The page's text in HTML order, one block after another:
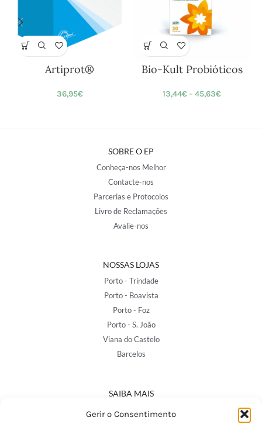
Gerir o Consentimento
Artiprot®
36,95€
Bio-Kult Probióticos
13,44€ – 45,63€
SOBRE O EP
Conheça-nos Melhor
Contacte-nos
Parcerias e Protocolos
Livro de Reclamações
Avalie-nos
NOSSAS LOJAS
Porto - Trindade
Porto - Boavista
Porto - Foz
Porto - S. João
Viana do Castelo
Barcelos
SAIBA MAIS
Política de Privacidade